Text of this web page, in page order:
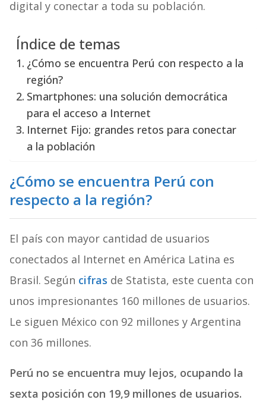
digital y conectar a toda su población.
Índice de temas
¿Cómo se encuentra Perú con respecto a la
región?
Smartphones: una solución democrática
para el acceso a Internet
Internet Fijo: grandes retos para conectar
a la población
¿Cómo se encuentra Perú con
respecto a la región?
El país con mayor cantidad de usuarios
conectados al Internet en América Latina es
Brasil. Según cifras de Statista, este cuenta con
unos impresionantes 160 millones de usuarios.
Le siguen México con 92 millones y Argentina
con 36 millones.
Perú no se encuentra muy lejos, ocupando la
sexta posición con 19,9 millones de usuarios.